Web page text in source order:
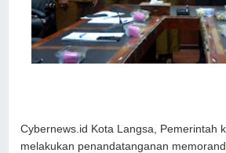
Cybernews.id Kota Langsa, Pemerintah
melakukan penandatanganan